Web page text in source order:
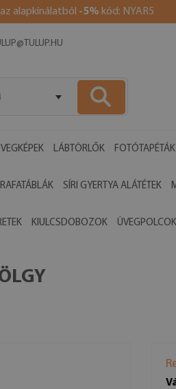
alapkínálatból -5% kód: NYAR5
LÁBTÖRLŐK FOTÓTAPÉTÁK
SÍRI GYERTYA ALÁTÉTEK
KIULCSDOBOZOK ÜVEGPOLCOK